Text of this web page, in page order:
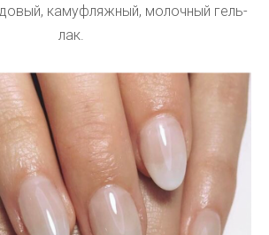
камуфляжный, молочный гель-
лак.